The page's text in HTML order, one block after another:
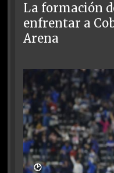
La formación
enfrentar a
Arena
🕑